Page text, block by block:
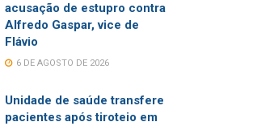
acusação de estupro contra
Alfredo Gaspar, vice de
Flávio
6 DE AGOSTO DE 2026
Unidade de saúde transfere
pacientes após tiroteio em